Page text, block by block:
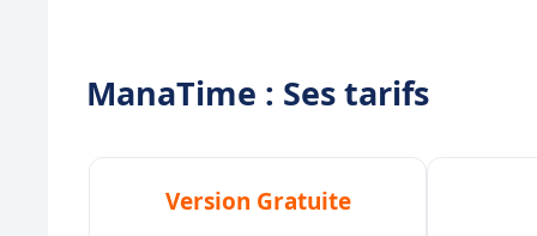
ManaTime : Ses tarifs
Version Gratuite